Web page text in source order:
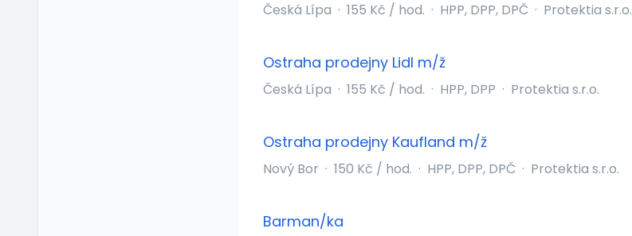
Česká Lípa · 155 Kč / hod. · HPP, DPP, DPČ · Protektia s.r.o.
Ostraha prodejny Lidl m/ž
Česká Lípa · 155 Kč / hod. · HPP, DPP · Protektia s.r.o.
Ostraha prodejny Kaufland m/ž
Nový Bor · 150 Kč / hod. · HPP, DPP, DPČ · Protektia s.r.o.
Barman/ka